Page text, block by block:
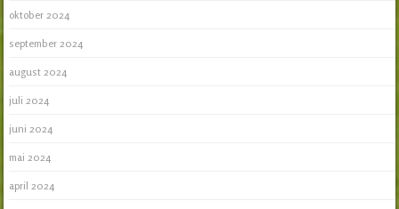
oktober 2024
september 2024
august 2024
juli 2024
juni 2024
mai 2024
april 2024